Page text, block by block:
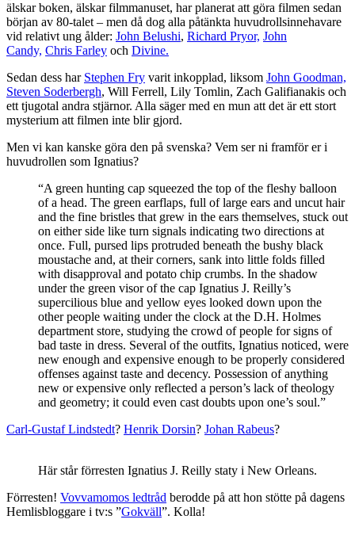
älskar boken, älskar filmmanuset, har planerat att göra filmen sedan
början av 80-talet – men då dog alla påtänkta huvudrollsinnehavare
vid relativt ung ålder: John Belushi, Richard Pryor, John
Candy, Chris Farley och Divine.
Sedan dess har Stephen Fry varit inkopplad, liksom John Goodman,
Steven Soderbergh, Will Ferrell, Lily Tomlin, Zach Galifianakis och
ett tjugotal andra stjärnor. Alla säger med en mun att det är ett stort
mysterium att filmen inte blir gjord.
Men vi kan kanske göra den på svenska? Vem ser ni framför er i
huvudrollen som Ignatius?
“A green hunting cap squeezed the top of the fleshy balloon
of a head. The green earflaps, full of large ears and uncut hair
and the fine bristles that grew in the ears themselves, stuck out
on either side like turn signals indicating two directions at
once. Full, pursed lips protruded beneath the bushy black
moustache and, at their corners, sank into little folds filled
with disapproval and potato chip crumbs. In the shadow
under the green visor of the cap Ignatius J. Reilly’s
supercilious blue and yellow eyes looked down upon the
other people waiting under the clock at the D.H. Holmes
department store, studying the crowd of people for signs of
bad taste in dress. Several of the outfits, Ignatius noticed, were
new enough and expensive enough to be properly considered
offenses against taste and decency. Possession of anything
new or expensive only reflected a person’s lack of theology
and geometry; it could even cast doubts upon one’s soul.”
Carl-Gustaf Lindstedt? Henrik Dorsin? Johan Rabeus?
Här står förresten Ignatius J. Reilly staty i New Orleans.
Förresten! Vovvamomos ledtråd berodde på att hon stötte på dagens
Hemlisbloggare i tv:s ”Gokväll”. Kolla!